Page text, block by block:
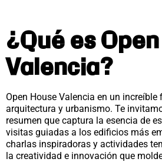
¿Qué es
Valencia?
Open House Valencia en un increíble
arquitectura y urbanismo. Te
resumen que captura la esencia de
visitas guiadas a los edificios más
charlas inspiradoras y actividades
la creatividad e innovación que